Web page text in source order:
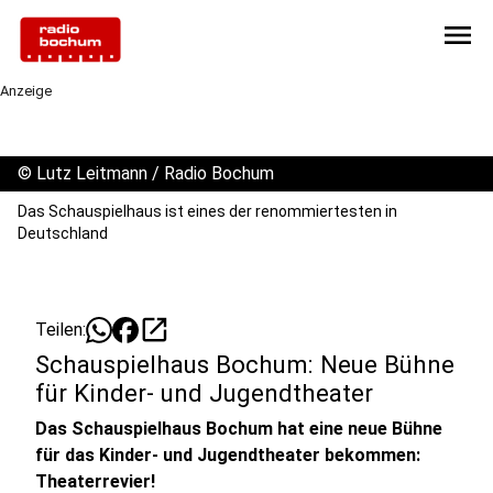
menu
Anzeige
© Lutz Leitmann / Radio Bochum
Das Schauspielhaus ist eines der renommiertesten in
Deutschland
Teilen: open_in_new
Schauspielhaus Bochum: Neue Bühne
für Kinder- und Jugendtheater
Das Schauspielhaus Bochum hat eine neue Bühne
für das Kinder- und Jugendtheater bekommen:
Theaterrevier!